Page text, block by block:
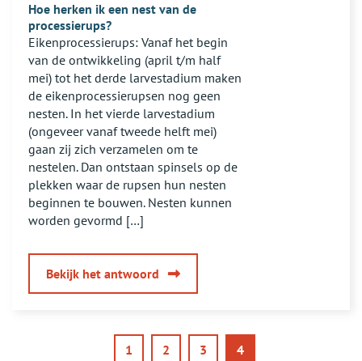
Hoe herken ik een nest van de
processierups?
Eikenprocessierups: Vanaf het begin
van de ontwikkeling (april t/m half
mei) tot het derde larvestadium maken
de eikenprocessierupsen nog geen
nesten. In het vierde larvestadium
(ongeveer vanaf tweede helft mei)
gaan zij zich verzamelen om te
nestelen. Dan ontstaan spinsels op de
plekken waar de rupsen hun nesten
beginnen te bouwen. Nesten kunnen
worden gevormd […]
Bekijk het antwoord van
Hoe
ik
een
Pagina
1 Pagina
2 Pagina
3 Pagina
4